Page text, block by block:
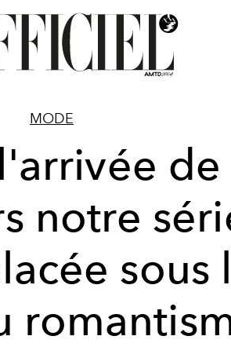
MODE
de
notre
sous